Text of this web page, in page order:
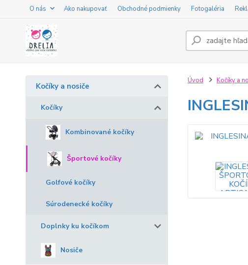
O nás Ako nakupovať Obchodné podmienky Fotogaléria
Kočíky a nosiče
Kočíky
Kombinované kočíky
Športové kočíky
Golfové kočíky
Súrodenecké kočíky
Doplnky ku kočíkom
Nosiče
Úvod Kočíky a